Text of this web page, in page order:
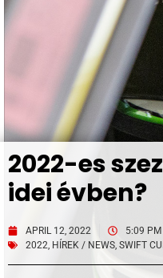
2022-es
idei évben?
APRIL 12, 2022
5:09 PM
2022, HÍREK / NEWS, SWIFT